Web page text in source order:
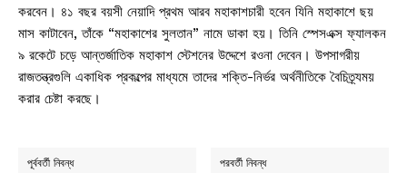
করবেন। ৪১ বছর বয়সী নেয়াদি প্রথম আরব মহাকাশচারী হবেন যিনি মহাকাশে ছয়
মাস কাটাবেন, তাঁকে “মহাকাশের সুলতান” নামে ডাকা হয়। তিনি স্পেসএক্স ফ্যালকন
৯ রকেটে চড়ে আন্তর্জাতিক মহাকাশ স্টেশনের উদ্দেশে রওনা দেবেন। উপসাগরীয়
রাজতন্ত্রগুলি একাধিক প্রকল্পের মাধ্যমে তাদের শক্তি-নির্ভর অর্থনীতিকে বৈচিত্র্যময়
করার চেষ্টা করছে।
পূর্ববর্তী নিবন্ধ পরবর্তী নিবন্ধ